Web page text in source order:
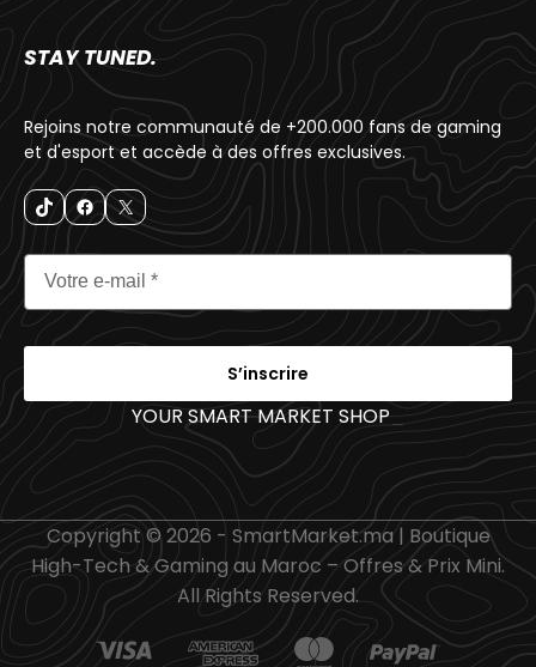
STAY TUNED.
Rejoins notre communauté de +200.000 fans de gaming
et d'esport et accède à des offres exclusives.
S’inscrire
YOUR SMART MARKET SHOP _
Copyright © 2026 - SmartMarket.ma | Boutique
High-Tech & Gaming au Maroc – Offres & Prix Mini.
All Rights Reserved.